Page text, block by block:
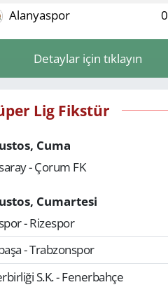
Alanyaspor 0
Detaylar için tıklayın
Lig Fikstür
Cuma
- Çorum FK
Cumartesi
- Rizespor
- Trabzonspor
S.K. - Fenerbahçe